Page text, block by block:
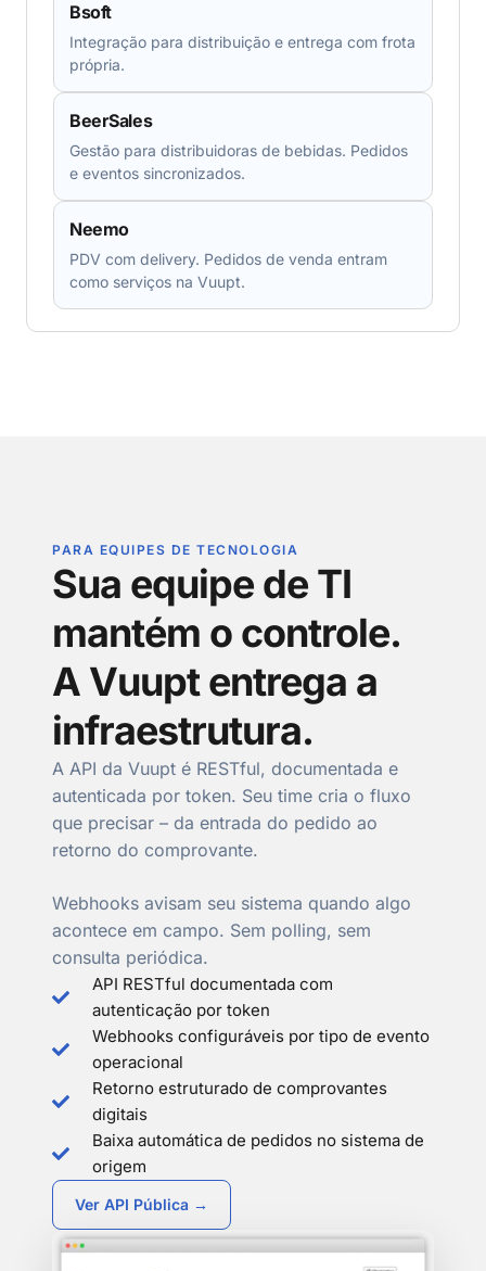
Bsoft
Integração para distribuição e entrega com frota
própria.
BeerSales
Gestão para distribuidoras de bebidas. Pedidos
e eventos sincronizados.
Neemo
PDV com delivery. Pedidos de venda entram
como serviços na Vuupt.
PARA EQUIPES DE TECNOLOGIA
Sua equipe de TI
mantém o controle.
A Vuupt entrega a
infraestrutura.
A API da Vuupt é RESTful, documentada e
autenticada por token. Seu time cria o fluxo
que precisar – da entrada do pedido ao
retorno do comprovante.
Webhooks avisam seu sistema quando algo
acontece em campo. Sem polling, sem
consulta periódica.
API RESTful documentada com
autenticação por token
Webhooks configuráveis por tipo de evento
operacional
Retorno estruturado de comprovantes
digitais
Baixa automática de pedidos no sistema de
origem
Ver API Pública →